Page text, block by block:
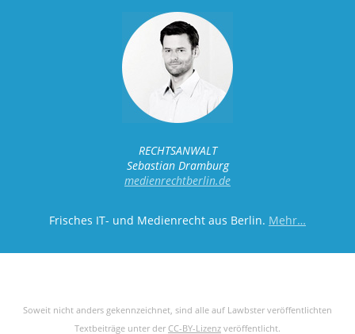
RECHTSANWALT
Sebastian Dramburg
medienrechtberlin.de
Frisches IT- und Medienrecht aus Berlin. Mehr…
Soweit nicht anders gekennzeichnet, sind alle auf Lawbster veröffentlichten
Textbeiträge unter der CC-BY-Lizenz veröffentlicht.